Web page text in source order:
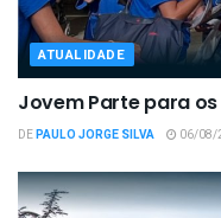
ATUALIDADE
Jovem Parte para os
DEPAULO JORGE SILVA 06/08/